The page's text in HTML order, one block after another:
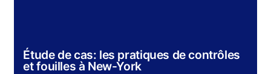
Étude de cas: les pratiques de contrôles
et fouilles à New-York